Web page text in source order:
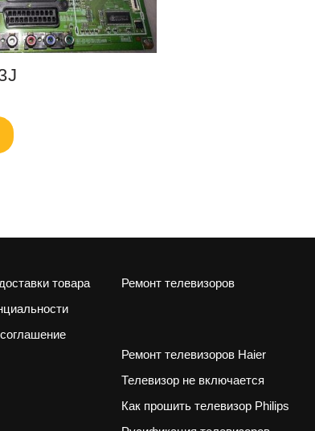
товара
Ремонт телевизоров
Ремонт телевизоров Haier
Телевизор не включается
Как прошить телевизор Philips